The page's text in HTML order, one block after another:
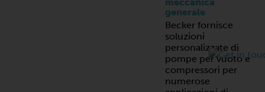
generale
Becker fornisce
soluzioni
personalizzate di
pompe per vuoto e
compressori per
numerose